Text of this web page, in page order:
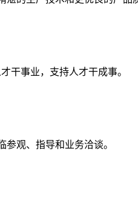
干事业，支持人才干成事。
观、指导和业务洽谈。